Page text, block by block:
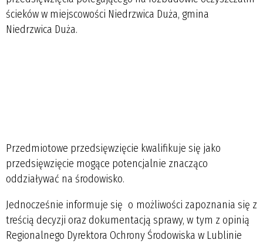
ścieków w miejscowości Niedrzwica Duża, gmina
Niedrzwica Duża.
Przedmiotowe przedsięwzięcie kwalifikuje się jako
przedsięwzięcie mogące potencjalnie znacząco
oddziaływać na środowisko.
Jednocześnie informuje się o możliwości zapoznania się z
treścią decyzji oraz dokumentacją sprawy, w tym z opinią
Regionalnego Dyrektora Ochrony Środowiska w Lublinie